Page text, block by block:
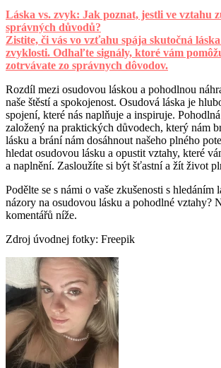
Láska vs. zvyk: Jak poznat, jestli ve vztahu
správných důvodů?
Zistite, či vás vo vzťahu spája skutočná
zvyklosti. Odhaľte signály, ktoré vám
zotrvávate zo správnych dôvodov.
Rozdíl mezi osudovou láskou a pohodlnou
naše štěstí a spokojenost. Osudová láska je
spojení, které nás naplňuje a inspiruje.
založený na praktických důvodech, který nám
lásku a brání nám dosáhnout našeho plného
hledat osudovou lásku a opustit vztahy, které
a naplnění. Zasloužíte si být šťastní a žít život
Podělte se s námi o vaše zkušenosti s hledáním
názory na osudovou lásku a pohodlné vztahy?
komentářů níže.
Zdroj úvodnej fotky: Freepik